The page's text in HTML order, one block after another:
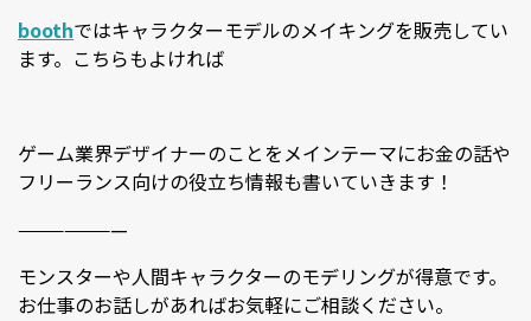
boothではキャラクターモデルのメイキングを販売してい
ます。こちらもよければ
ゲーム業界デザイナーのことをメインテーマにお金の話や
フリーランス向けの役立ち情報も書いていきます！
———————
モンスターや人間キャラクターのモデリングが得意です。
お仕事のお話しがあればお気軽にご相談ください。